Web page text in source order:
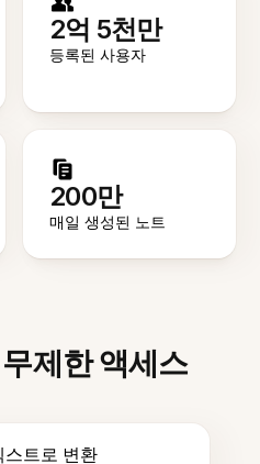
2억 5천만
등록된 사용자
200만
매일 생성된 노트
제한 액세스
스트로 변환